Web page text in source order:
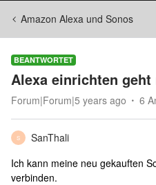
Amazon Alexa und Sonos
BEANTWORTET
Alexa einrichten
Forum|Forum|5 years ago 6
S
SanThali
Ich kann meine neu gekauften
verbinden.